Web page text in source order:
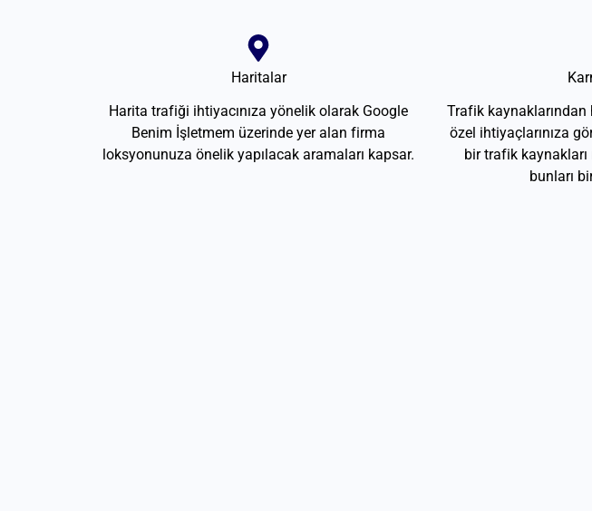
Haritalar
Harita trafiği ihtiyacınıza yönelik olarak Google
Benim İşletmem üzerinde yer alan firma
loksyonunuza önelik yapılacak aramaları kapsar.
Trafik
özel ihtiyaçlarınıza
bir trafik
bunları